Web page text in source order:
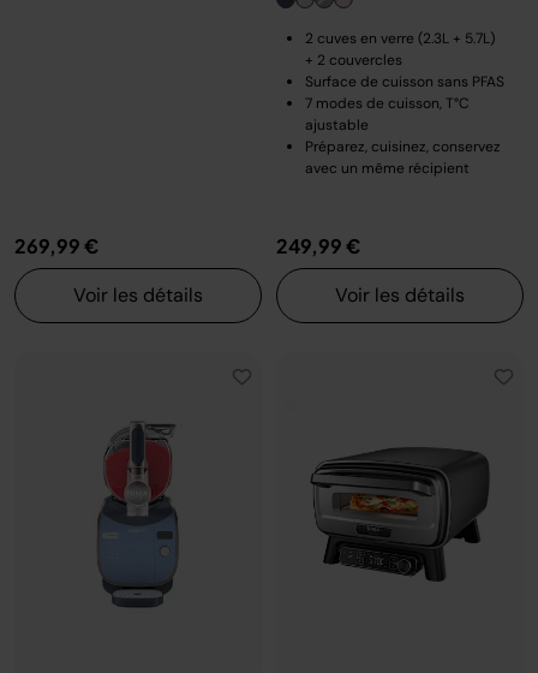
269,99 €
Voir les détails
2 cuves en verre (2.3L + 5.7L)
+ 2 couvercles
Surface de cuisson sans PFAS
7 modes de cuisson, T°C
ajustable
Préparez, cuisinez, conservez
avec un même récipient
249,99 €
Voir les détails